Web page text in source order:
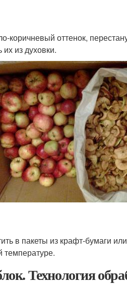
оттенок,
из духовки.
в пакеты из крафт‑бумаги
температуре.
Технология